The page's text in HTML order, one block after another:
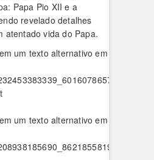
Papa Pio XII e a
revelado detalhes
atentado vida do Papa.